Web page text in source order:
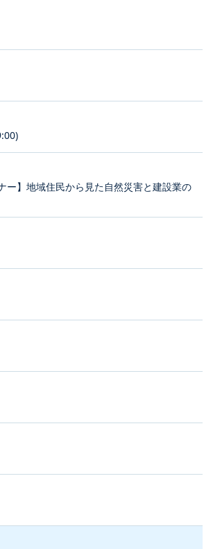
ー】地域住民から見た自然災害と建設業の